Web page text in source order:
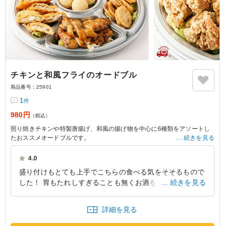
チキンと和風フライのオードブル
商品番号： 25901
1件
980円 （税込）
照り焼きチキンや特製唐揚げ、和風の揚げ物を中心に6種類をアソートし
たおススメオードブルです。
※写真は5人前の盛りつけです。
※1人前の分量：各1個程度
続きを見る
4.0
盛り付けもとても上手でこちらの食べる気をそそるもので
した！ 胃もたれしすぎることも無くお酒を飲みつつの食
愛知県名古屋市中区栄2023/02/27
続きを見る
詳細を見る